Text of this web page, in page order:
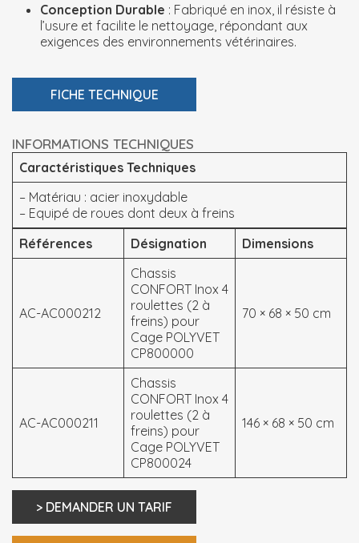
Conception Durable : Fabriqué en inox, il résiste à
l’usure et facilite le nettoyage, répondant aux
exigences des environnements vétérinaires.
FICHE TECHNIQUE
INFORMATIONS TECHNIQUES
Caractéristiques Techniques
– Matériau : acier inoxydable
– Equipé de roues dont deux à freins
Références
Désignation Dimensions
AC-AC000212
Chassis
CONFORT Inox 4
roulettes (2 à
freins) pour
Cage POLYVET
CP800000
70 × 68 × 50 cm
AC-AC000211
Chassis
CONFORT Inox 4
roulettes (2 à
freins) pour
Cage POLYVET
CP800024
146 × 68 × 50 cm
> DEMANDER UN TARIF